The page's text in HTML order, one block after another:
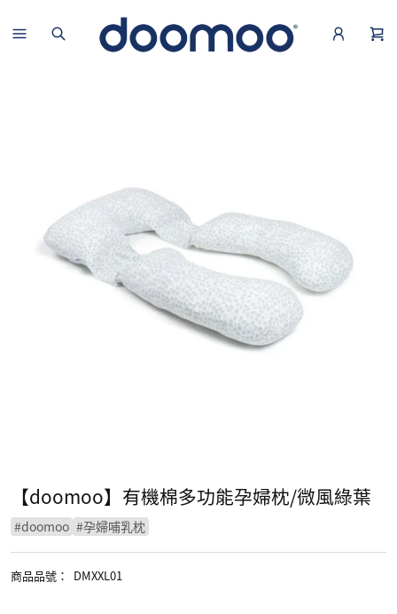
【doomoo】有機棉多功能孕婦枕/微風綠葉
#doomoo #孕婦哺乳枕
商品品號 ： DMXXL01